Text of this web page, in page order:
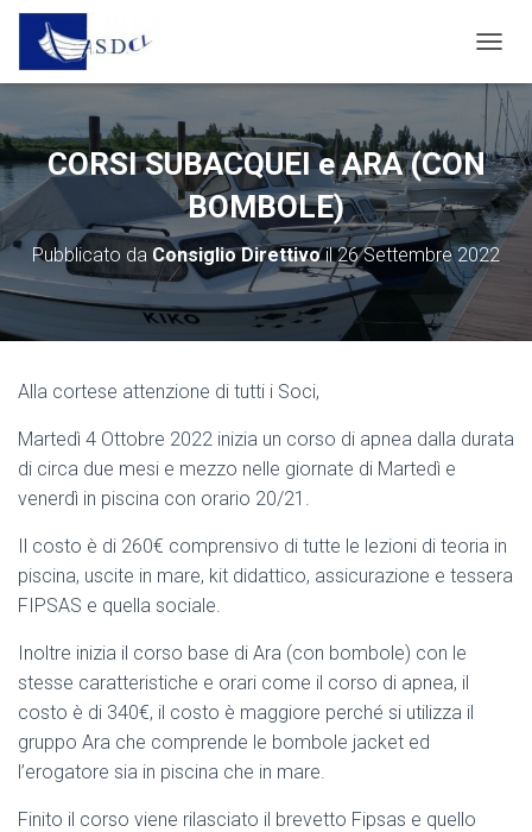
A
G
A
Z
I
O
N
CORSI SUBACQUEI e ARA (CON
BOMBOLE)
Pubblicato da Consiglio Direttivoil26 Settembre 2022
Alla cortese attenzione di tutti i Soci,
Martedì 4 Ottobre 2022 inizia un corso di apnea dalla durata
di circa due mesi e mezzo nelle giornate di Martedì e
venerdì in piscina con orario 20/21.
Il costo è di 260€ comprensivo di tutte le lezioni di teoria in
piscina, uscite in mare, kit didattico, assicurazione e tessera
FIPSAS e quella sociale.
Inoltre inizia il corso base di Ara (con bombole) con le
stesse caratteristiche e orari come il corso di apnea, il
costo è di 340€, il costo è maggiore perché si utilizza il
gruppo Ara che comprende le bombole jacket ed
l’erogatore sia in piscina che in mare.
Finito il corso viene rilasciato il brevetto Fipsas e quello